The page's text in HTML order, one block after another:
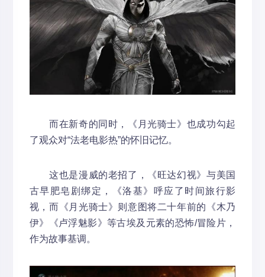
而在新奇的同时，《月光骑士》也成功勾起
了观众对“法老电影热”的怀旧记忆。
这也是漫威的老招了，《旺达幻视》与美国
古早肥皂剧绑定，《洛基》呼应了时间旅行影
视，而《月光骑士》则意图将二十年前的《木乃
伊》《卢浮魅影》等古埃及元素的恐怖/冒险片，
作为故事基调。